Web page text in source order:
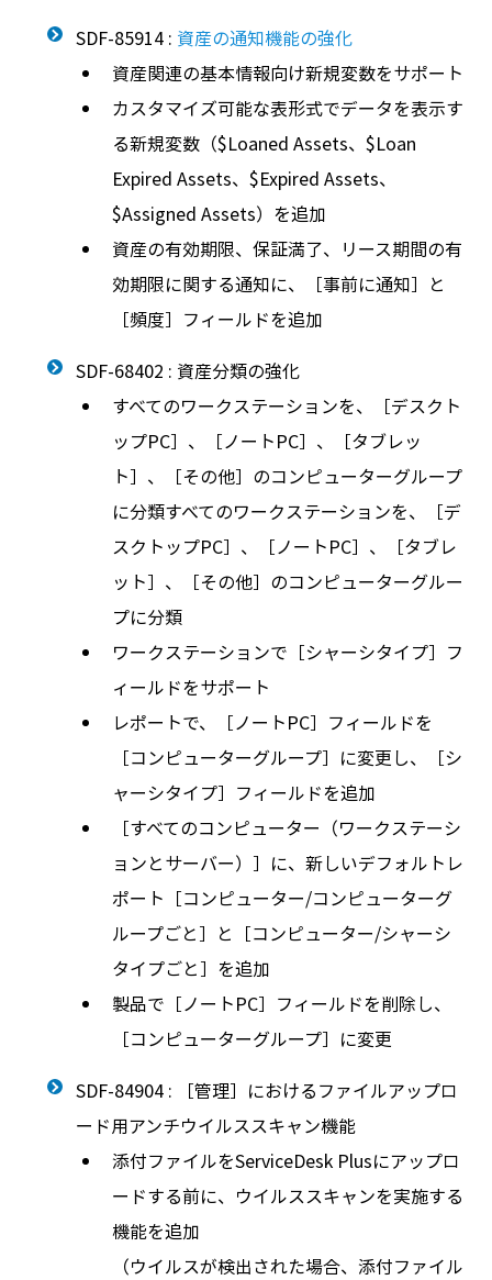
SDF-85914 : 資産の通知機能の強化
資産関連の基本情報向け新規変数をサポート
カスタマイズ可能な表形式でデータを表示す
る新規変数（$Loaned Assets、$Loan
Expired Assets、$Expired Assets、
$Assigned Assets）を追加
資産の有効期限、保証満了、リース期間の有
効期限に関する通知に、［事前に通知］と
［頻度］フィールドを追加
SDF-68402 : 資産分類の強化
すべてのワークステーションを、［デスクト
ップPC］、［ノートPC］、［タブレッ
ト］、［その他］のコンピューターグループ
に分類すべてのワークステーションを、［デ
スクトップPC］、［ノートPC］、［タブレ
ット］、［その他］のコンピューターグルー
プに分類
ワークステーションで［シャーシタイプ］フ
ィールドをサポート
レポートで、［ノートPC］フィールドを
［コンピューターグループ］に変更し、［シ
ャーシタイプ］フィールドを追加
［すべてのコンピューター（ワークステーシ
ョンとサーバー）］に、新しいデフォルトレ
ポート［コンピューター/コンピューターグ
ループごと］と［コンピューター/シャーシ
タイプごと］を追加
製品で［ノートPC］フィールドを削除し、
［コンピューターグループ］に変更
SDF-84904 : ［管理］におけるファイルアップロ
ード用アンチウイルススキャン機能
添付ファイルをServiceDesk Plusにアップロ
ードする前に、ウイルススキャンを実施する
機能を追加
（ウイルスが検出された場合、添付ファイル